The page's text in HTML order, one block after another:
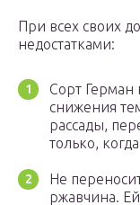
При всех своих
недостатками:
Сорт Герман
снижения
рассады,
только,
Не
ржавчина.